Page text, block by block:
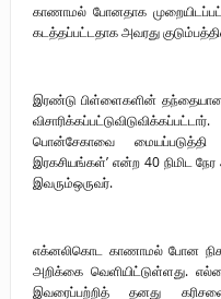
நாடாளுமன்ற உறுப்பினர்
காணாமல் போனதாக
கடத்தப்பட்டதாகஅவரது
இரண்டு பிள்ளைகளின்
விசாரிக்கப்பட்டுவிடுவிக்கப்பட்டார்.
பொன்சேகாவை
மையப்படுத்தி
இரகசியங்கள்’ என்ற40 நிமிட நேர
இவரும்ஒருவர்.
எக்னலிகொட காணாமல் போன
அறிக்கை வெளியிட்டுள்ளது.
இவரைப்பற்றித்
தனது